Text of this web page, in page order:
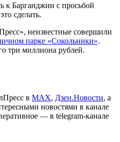
к Барганджии с просьбой
сделать.
неизвестные совершили
парке «Сокольники».
три миллиона рублей.
в МАХ, Дзен.Новости, а
новостями в канале
— в telegram-канале